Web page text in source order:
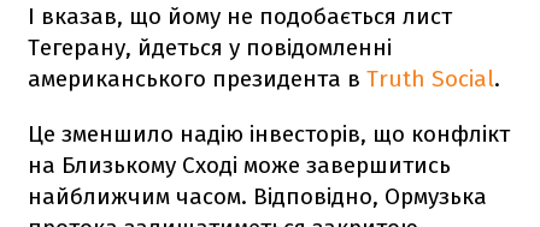
І вказав, що йому не подобається лист
Тегерану, йдеться у повідомленні
американського президента в Truth Social.
Це зменшило надію інвесторів, що конфлікт
на Близькому Сході може завершитись
найближчим часом. Відповідно, Ормузька